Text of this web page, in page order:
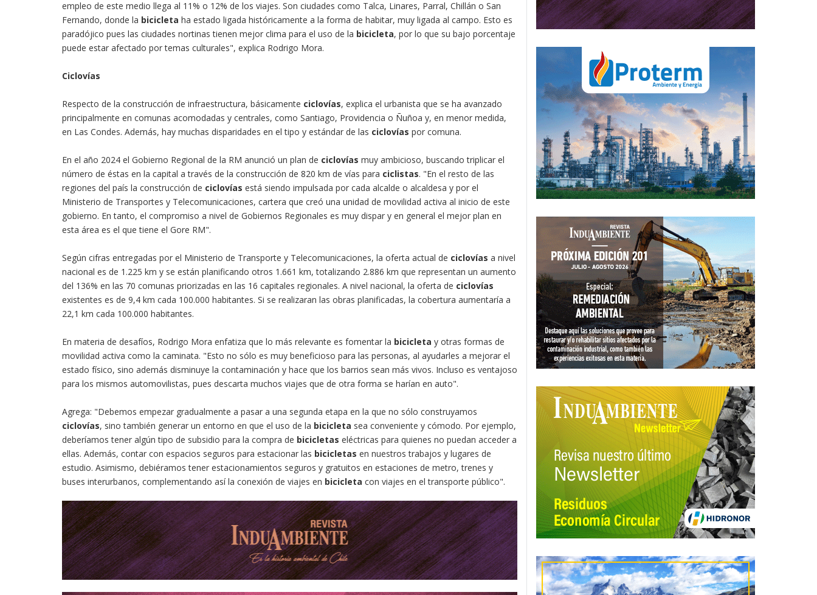
empleo de este medio llega al 11% o 12% de los viajes. Son ciudades como Talca, Linares, Parral, Chillán o San
Fernando, donde la bicicleta ha estado ligada históricamente a la forma de habitar, muy ligada al campo. Esto es
paradójico pues las ciudades nortinas tienen mejor clima para el uso de la bicicleta, por lo que su bajo porcentaje
puede estar afectado por temas culturales", explica Rodrigo Mora.
Ciclovías
Respecto de la construcción de infraestructura, básicamente ciclovías, explica el urbanista que se ha avanzado
principalmente en comunas acomodadas y centrales, como Santiago, Providencia o Ñuñoa y, en menor medida,
en Las Condes. Además, hay muchas disparidades en el tipo y estándar de las ciclovías por comuna.
En el año 2024 el Gobierno Regional de la RM anunció un plan de ciclovías muy ambicioso, buscando triplicar el
número de éstas en la capital a través de la construcción de 820 km de vías para ciclistas. "En el resto de las
regiones del país la construcción de ciclovías está siendo impulsada por cada alcalde o alcaldesa y por el
Ministerio de Transportes y Telecomunicaciones, cartera que creó una unidad de movilidad activa al inicio de este
gobierno. En tanto, el compromiso a nivel de Gobiernos Regionales es muy dispar y en general el mejor plan en
esta área es el que tiene el Gore RM".
Según cifras entregadas por el Ministerio de Transporte y Telecomunicaciones, la oferta actual de ciclovías a nivel
nacional es de 1.225 km y se están planificando otros 1.661 km, totalizando 2.886 km que representan un aumento
del 136% en las 70 comunas priorizadas en las 16 capitales regionales. A nivel nacional, la oferta de ciclovías
existentes es de 9,4 km cada 100.000 habitantes. Si se realizaran las obras planificadas, la cobertura aumentaría a
22,1 km cada 100.000 habitantes.
En materia de desafíos, Rodrigo Mora enfatiza que lo más relevante es fomentar la bicicleta y otras formas de
movilidad activa como la caminata. "Esto no sólo es muy beneficioso para las personas, al ayudarles a mejorar el
estado físico, sino además disminuye la contaminación y hace que los barrios sean más vivos. Incluso es ventajoso
para los mismos automovilistas, pues descarta muchos viajes que de otra forma se harían en auto".
Agrega: "Debemos empezar gradualmente a pasar a una segunda etapa en la que no sólo construyamos
ciclovías, sino también generar un entorno en que el uso de la bicicleta sea conveniente y cómodo. Por ejemplo,
deberíamos tener algún tipo de subsidio para la compra de bicicletas eléctricas para quienes no puedan acceder a
ellas. Además, contar con espacios seguros para estacionar las bicicletas en nuestros trabajos y lugares de
estudio. Asimismo, debiéramos tener estacionamientos seguros y gratuitos en estaciones de metro, trenes y
buses interurbanos, complementando así la conexión de viajes en bicicleta con viajes en el transporte público".